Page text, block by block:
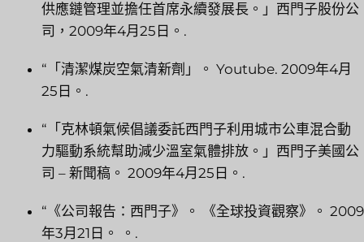
供應鏈管理並擔任首席永續發展長。」西門子股份公
司，2009年4月25日。.
“「清潔煤炭空氣清新劑」。 Youtube. 2009年4月
25日。.
“「克林頓氣候倡議委託西門子利用城市公車混合動
力驅動系統幫助減少溫室氣體排放。」西門子美國公
司 – 新聞稿。 2009年4月25日。.
“《公司報告：西門子》。 《全球投資觀察》。 2009
年3月21日。 。.